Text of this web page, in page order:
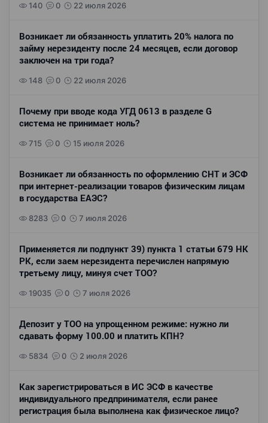
140 0 22 июля 2026
Возникает ли обязанность уплатить 20% налога по
займу нерезиденту после 24 месяцев, если договор
заключен на три года?
148 0 22 июля 2026
Почему при вводе кода УГД 0613 в разделе G
система не принимает ноль?
715 0 15 июля 2026
Возникает ли обязанность по оформлению СНТ и ЭСФ
при интернет-реализации товаров физическим лицам
в государства ЕАЭС?
8283 0 7 июля 2026
Применяется ли подпункт 39) пункта 1 статьи 679 НК
РК, если заем нерезидента перечислен напрямую
третьему лицу, минуя счет ТОО?
19035 0 7 июля 2026
Депозит у ТОО на упрощенном режиме: нужно ли
сдавать форму 100.00 и платить КПН?
5834 0 2 июля 2026
Как зарегистрироваться в ИС ЭСФ в качестве
индивидуального предпринимателя, если ранее
регистрация была выполнена как физическое лицо?